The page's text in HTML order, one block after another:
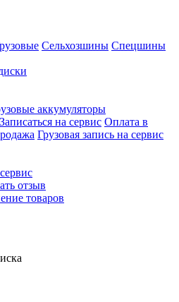
Сельхозшины Спецшины
аккумуляторы
Записаться на сервис Оплата в
Грузовая запись на сервис
отзыв
товаров